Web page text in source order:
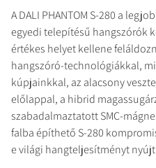
A DALI PHANTOM S-280 a
egyedi telepítésű hangszórók
értékes helyet kellene
hangszóró-technológiákkal,
kúpjainkkal, az alacsony
előlappal, a hibrid
szabadalmaztatott SMC-
falba építhető S-280
e világi hangteljesítményt